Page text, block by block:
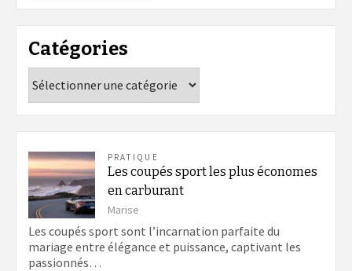
Catégories
PRATIQUE
Les coupés sport les plus économes
en carburant
Marise
Les coupés sport sont l’incarnation parfaite du
mariage entre élégance et puissance, captivant les
passionnés…